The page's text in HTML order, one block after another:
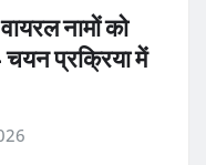
नामों को
प्रक्रिया में